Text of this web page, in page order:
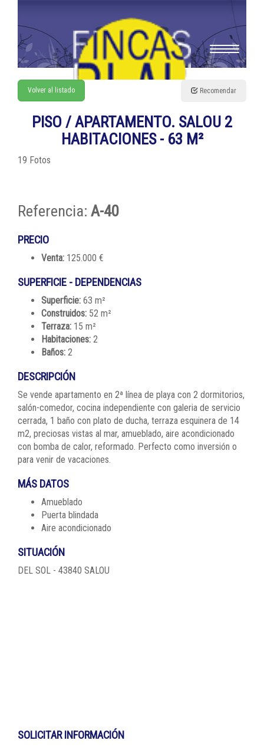
Toggle
navigation
Volver al listado Recomendar
PISO / APARTAMENTO. SALOU 2
HABITACIONES - 63 M²
19 Fotos
Referencia: A-40
PRECIO
Venta: 125.000 €
SUPERFICIE - DEPENDENCIAS
Superficie: 63 m²
Construidos: 52 m²
Terraza: 15 m²
Habitaciones: 2
Baños: 2
DESCRIPCIÓN
Se vende apartamento en 2ª línea de playa con 2 dormitorios,
salón-comedor, cocina independiente con galeria de servicio
cerrada, 1 baño con plato de ducha, terraza esquinera de 14
m2, preciosas vistas al mar, amueblado, aire acondicionado
con bomba de calor, reformado. Perfecto como inversión o
para venir de vacaciones.
MÁS DATOS
Amueblado
Puerta blindada
Aire acondicionado
SITUACIÓN
DEL SOL - 43840 SALOU
SOLICITAR INFORMACIÓN